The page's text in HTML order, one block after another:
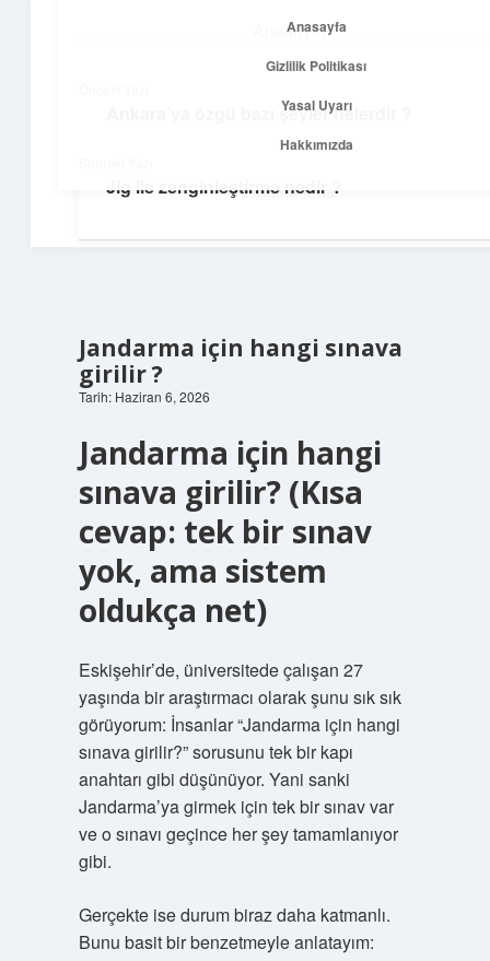
Anasayfa
Yasal Uyarı
Hakkımızda
Temiz Fikir Pınarı
Jandarma için hangi sınava
girilir ?
Tarih: Haziran 6, 2026
Jandarma için hangi
sınava girilir? (Kısa
cevap: tek bir sınav
yok, ama sistem
oldukça net)
Eskişehir’de, üniversitede çalışan 27
yaşında bir araştırmacı olarak şunu sık sık
görüyorum: İnsanlar “Jandarma için hangi
sınava girilir?” sorusunu tek bir kapı
anahtarı gibi düşünüyor. Yani sanki
Jandarma’ya girmek için tek bir sınav var
ve o sınavı geçince her şey tamamlanıyor
gibi.
Gerçekte ise durum biraz daha katmanlı.
Bunu basit bir benzetmeyle anlatayım:
Ankara’ya özgü bazı şeyler nelerdir ?
Jig ile zenginleştirme nedir ?
Anasayfa
Gizlilik Politikası
Yasal Uyarı
Hakkımızda